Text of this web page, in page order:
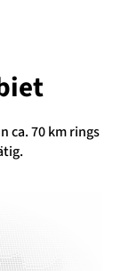
ca. 70 km rings